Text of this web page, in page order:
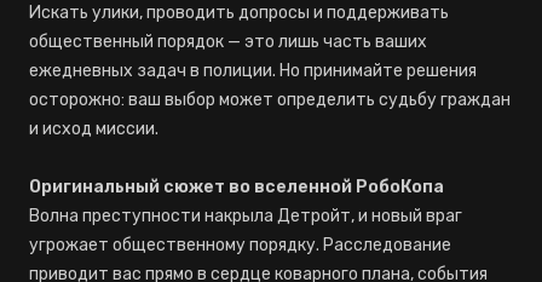
Искать улики, проводить допросы и поддерживать
общественный порядок — это лишь часть ваших
ежедневных задач в полиции. Но принимайте решения
осторожно: ваш выбор может определить судьбу граждан
и исход миссии.
Оригинальный сюжет во вселенной РобоКопа
Волна преступности накрыла Детройт, и новый враг
угрожает общественному порядку. Расследование
приводит вас прямо в сердце коварного плана, события